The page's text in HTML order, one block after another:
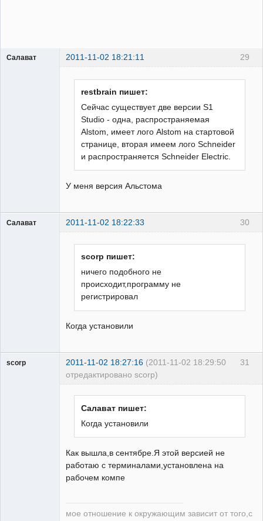
29
Салават 2011-11-02 18:21:11
restbrain пишет:
Cейчас существует две версии S1
Studio - одна, распространяемая
Alstom, имеет лого Alstom на стартовой
странице, вторая имеем лого Schneider
и распространяется Schneider Electric.
У меня версия Альстома
30
Салават 2011-11-02 18:22:33
scorp пишет:
ничего подобного не
происходит,программу не
регистрировал
Когда установили
31
scorp 2011-11-02 18:27:16 (2011-11-02 18:29:50
отредактировано scorp)
Салават пишет:
Когда установили
Как вышла,в сентябре.Я этой версией не
работаю с терминалами,установлена на
рабочем компе
мое отношение к окружающим зависит от того,с